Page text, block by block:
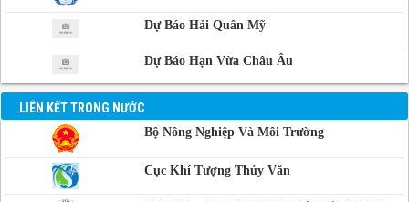
Dự Báo Hải Quân Mỹ
Dự Báo Hạn Vừa Châu Âu
LIÊN KẾT TRONG NƯỚC
Bộ Nông Nghiệp Và Môi Trường
Cục Khí Tượng Thủy Văn